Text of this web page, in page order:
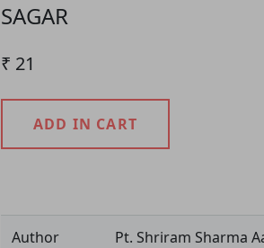
SAGAR
₹ 21
ADD IN CART
Author Pt. Shriram Sharma